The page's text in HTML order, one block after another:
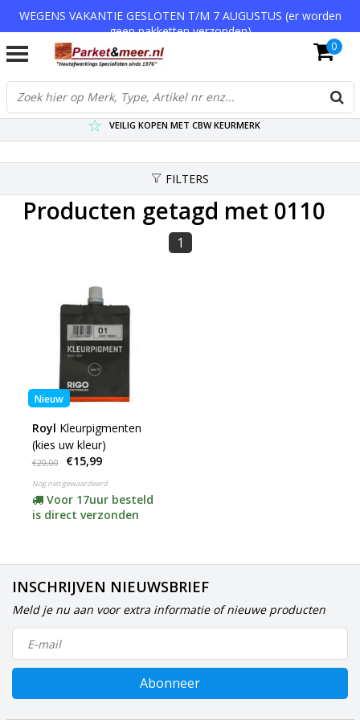
WEGENS VAKANTIE GESLOTEN T/M 7 AUGUSTUS (er worden
geen pakketten verzonden)
VERZENDKOSTEN € 7,95 (GRATIS VA €75,-)
SCHERPSTE PRIJZEN TOT WEL 75% KORTING !
VEILIG KOPEN MET CBW KEURMERK
0
FILTERS
Producten getagd met 0110
1
Nieuw
Royl Kleurpigmenten
(kies uw kleur)
€20,00 €15,99
Nog niet gewaardeerd
Voor 17uur besteld
is direct verzonden
INSCHRIJVEN NIEUWSBRIEF
Meld je nu aan voor extra informatie of nieuwe producten
Abonneer